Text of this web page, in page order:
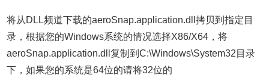
将从DLL频道下载的aeroSnap.application.dll拷贝到指定目
录，根据您的Windows系统的情况选择X86/X64，将
aeroSnap.application.dll复制到C:\Windows\System32目录
下，如果您的系统是64位的请将32位的